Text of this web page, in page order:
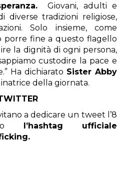
Giovani, adulti e
diverse tradizioni religiose,
Solo insieme, come
porre fine a questo flagello
la dignità di ogni persona,
custodire la pace e
Ha dichiarato Sister Abby
della giornata.
a dedicare un tweet l’8
l’hashtag ufficiale